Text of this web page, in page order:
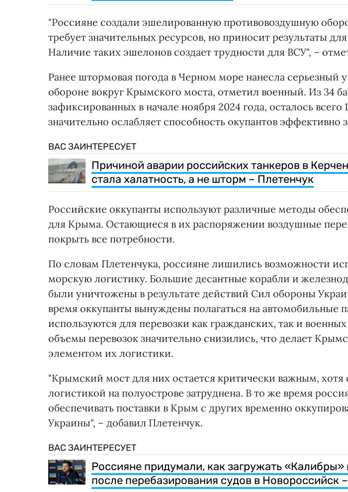
"Россияне создали эшелированную противовоздушную
требует значительных ресурсов, но приносит результаты
Наличие таких эшелонов создает трудности для ВСУ", –
Ранее штормовая погода в Черном море нанесла серьезный
обороне вокруг Крымского моста, отметил военный. Из 34
зафиксированных в начале ноября 2024 года, осталось всего
значительно ослабляет способность окупантов эффективно
ВАС ЗАИНТЕРЕСУЕТ
Причиной аварии российских танкеров в
стала халатность, а не шторм – Плетенчук
Российские оккупанты используют различные методы
для Крыма. Остающиеся в их распоряжении воздушные
покрыть все потребности.
По словам Плетенчука, россияне лишились возможности
морскую логистику. Большие десантные корабли и
были уничтожены в результате действий Сил обороны
время оккупанты вынуждены полагаться на автомобильные
используются для перевозки как гражданских, так и
объемы перевозок значительно снизились, что делает
элементом их логистики.
"Крымский мост для них остается критически важным, хотя
логистикой на полуострове затруднена. В то же время
обеспечивать поставки в Крым с других временно
Украины", – добавил Плетенчук.
ВАС ЗАИНТЕРЕСУЕТ
Россияне придумали, как загружать «Калибры»
после перебазирования судов в Новороссийск